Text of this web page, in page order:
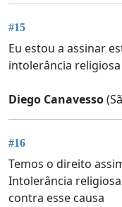
#15
Eu estou a assinar
intolerância
Diego Canavesso
#16
Temos o direito
Intolerância
contra esse causa